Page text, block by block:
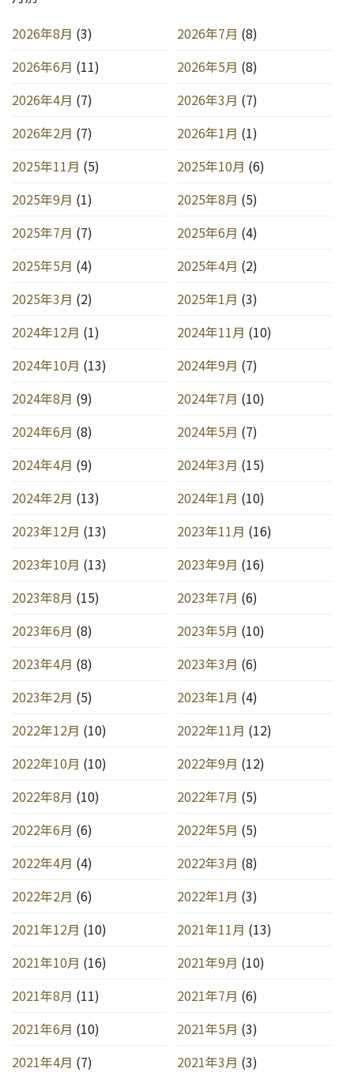
2026年8月 (3) 2026年7月 (8)
2026年6月 (11) 2026年5月 (8)
2026年4月 (7) 2026年3月 (7)
2026年2月 (7) 2026年1月 (1)
2025年11月 (5) 2025年10月 (6)
2025年9月 (1) 2025年8月 (5)
2025年7月 (7) 2025年6月 (4)
2025年5月 (4) 2025年4月 (2)
2025年3月 (2) 2025年1月 (3)
2024年12月 (1) 2024年11月 (10)
2024年10月 (13) 2024年9月 (7)
2024年8月 (9) 2024年7月 (10)
2024年6月 (8) 2024年5月 (7)
2024年4月 (9) 2024年3月 (15)
2024年2月 (13) 2024年1月 (10)
2023年12月 (13) 2023年11月 (16)
2023年10月 (13) 2023年9月 (16)
2023年8月 (15) 2023年7月 (6)
2023年6月 (8) 2023年5月 (10)
2023年4月 (8) 2023年3月 (6)
2023年2月 (5) 2023年1月 (4)
2022年12月 (10) 2022年11月 (12)
2022年10月 (10) 2022年9月 (12)
2022年8月 (10) 2022年7月 (5)
2022年6月 (6) 2022年5月 (5)
2022年4月 (4) 2022年3月 (8)
2022年2月 (6) 2022年1月 (3)
2021年12月 (10) 2021年11月 (13)
2021年10月 (16) 2021年9月 (10)
2021年8月 (11) 2021年7月 (6)
2021年6月 (10) 2021年5月 (3)
2021年4月 (7) 2021年3月 (3)